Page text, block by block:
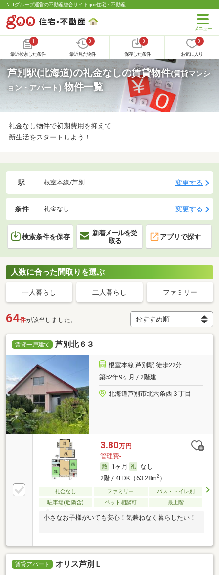
NTTグループ運営の不動産総合サイト goo住宅・不動産
1
最近検索した条件
0
最近見た物件
0
保存した条件
0
お気に入り
芦別駅(北海道)の礼金なしの賃貸物件(賃貸マンシ
ョン・アパート) 物件一覧
礼金なし物件で初期費用を抑えて
新生活をスタートしよう！
駅 根室本線/芦別 変更する
条件 礼金なし 変更する
検索条件を保存
新着メールを受
取る
アプリで探す
人数に合った間取りを選ぶ
一人暮らし 二人暮らし ファミリー
64件が該当しました。
賃貸一戸建て 芦別北６３
根室本線 芦別駅 徒歩22分
築52年9ヶ月 / 2階建
北海道芦別市北六条西３丁目
3.80万円
管理費-
1ヶ月
なし
2階 / 4LDK（63.28m2）
礼金なし ファミリー
バス・トイレ別
駐車場(近隣含)
ペット相談可 最上階
小さなお子様がいても安心！気兼ねなく暮らしたい！
賃貸アパート オリス芦別Ｌ